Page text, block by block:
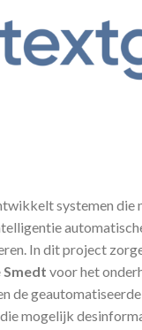
systemen die
In dit project
Smedt voor het
de
mogelijk